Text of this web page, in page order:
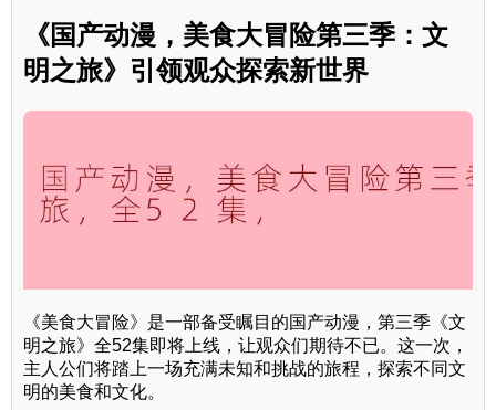
《国产动漫，美食大冒险第三季：文
明之旅》引领观众探索新世界
《美食大冒险》是一部备受瞩目的国产动漫，第三季《文
明之旅》全52集即将上线，让观众们期待不已。这一次，
主人公们将踏上一场充满未知和挑战的旅程，探索不同文
明的美食和文化。